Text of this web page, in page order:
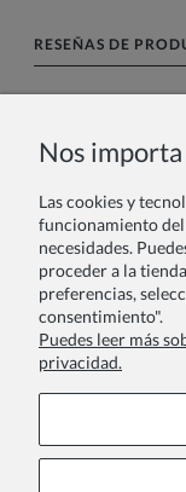
RESEÑAS DE
Tu reseña:
Nos
Las cookies y
funcionamiento del
necesidades.
proceder a la
preferencias,
consentimiento".
Puedes leer más
privacidad.